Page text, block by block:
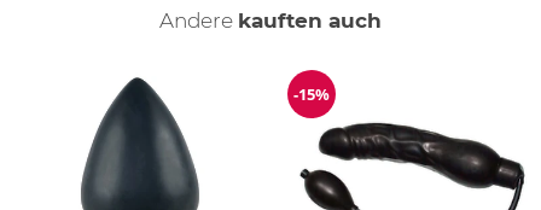
Andere kauften auch
Reduzierung
-15%